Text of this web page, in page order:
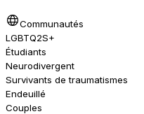
Communautés
LGBTQ2S+
Étudiants
Neurodivergent
Survivants de traumatismes
Endeuillé
Couples